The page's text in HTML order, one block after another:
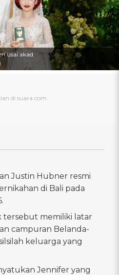
usai akad.
Justin Hubner resmi
di Bali pada
memiliki latar
campuran Belanda-
keluarga yang
Jennifer yang